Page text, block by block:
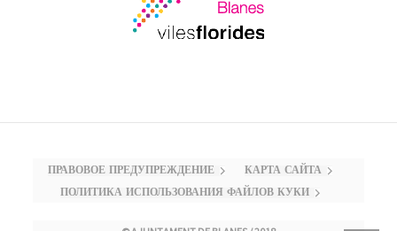
ПРАВОВОЕ ПРЕДУПРЕЖДЕНИЕ КАРТА САЙТА
ПОЛИТИКА ИСПОЛЬЗОВАНИЯ ФАЙЛОВ КУКИ